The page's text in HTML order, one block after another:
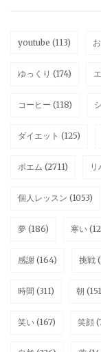
youtube (113)
ゆっくり (174)
コーヒー (118)
ダイエット (125)
ポエム (2711) リ
個人レッスン (1053)
夢 (186) 寒い
感謝 (164) 挑戦
時間 (311) 朝
笑い (167) 笑顔